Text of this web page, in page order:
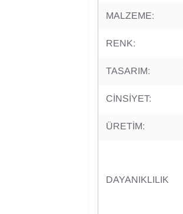
MALZEME:
RENK:
TASARIM:
CİNSİYET:
ÜRETİM:
DAYANIKLILIK